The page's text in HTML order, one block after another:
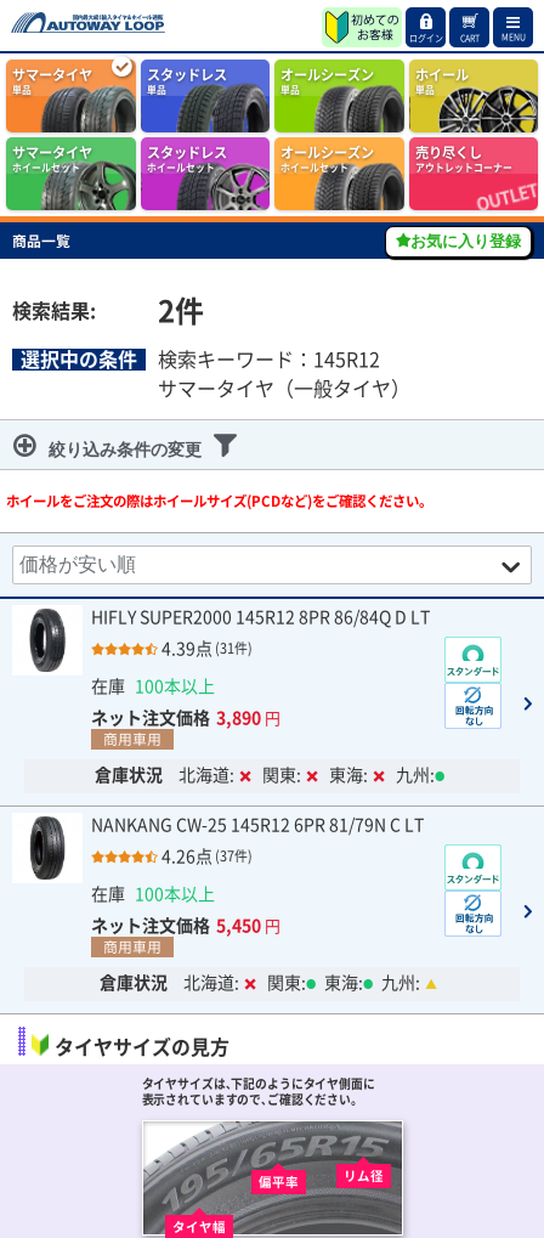
ログイン CART MENU
サマータイヤ
単品
スタッドレス
単品
オールシーズン
単品
ホイール
単品
サマータイヤ
ホイールセット
スタッドレス
ホイールセット
オールシーズン
ホイールセット
売り尽くし
アウトレットコーナー
商品一覧
検索結果: 2件
選択中の条件
検索キーワード：145R12
サマータイヤ（一般タイヤ）
絞り込み条件の変更
ホイールをご注文の際はホイールサイズ(PCDなど)をご確認ください。
お気に入り登録
HIFLY SUPER2000 145R12 8PR 86/84Q D LT
4.39点 (31件)
在庫 100本以上
ネット注文価格 3,890 円
商用車用
倉庫状況 北海道: 関東: 東海: 九州:
NANKANG CW-25 145R12 6PR 81/79N C LT
4.26点 (37件)
在庫 100本以上
ネット注文価格 5,450 円
商用車用
倉庫状況 北海道: 関東: 東海: 九州:
タイヤサイズの見方
タイヤサイズは､下記のようにタイヤ側面に
表示されていますので､ご確認ください。
タイヤ幅
偏平率 リム径